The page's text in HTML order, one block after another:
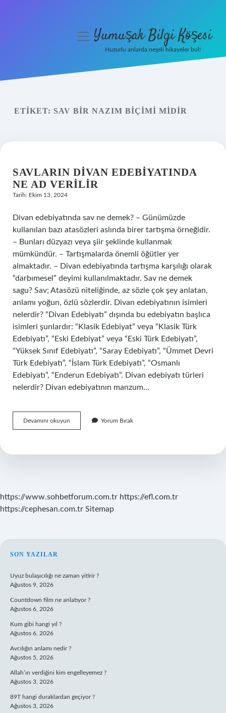
Yasal Uyarı
menüyüYumuşak Bilgi Köşesi
Huzurlu anlarda neşeli hikayeler bul!
ETIKET: SAV BIR NAZIM BIÇIMI MIDIR
SAVLARIN DIVAN EDEBIYATINDA
NE AD VERILIR
Tarih: Ekim 13, 2024
Divan edebiyatında sav ne demek? – Günümüzde
kullanılan bazı atasözleri aslında birer tartışma örneğidir.
– Bunları düzyazı veya şiir şeklinde kullanmak
mümkündür. – Tartışmalarda önemli öğütler yer
almaktadır. – Divan edebiyatında tartışma karşılığı olarak
“darbımesel” deyimi kullanılmaktadır. Sav ne demek
sagu? Sav; Atasözü niteliğinde, az sözle çok şey anlatan,
anlamı yoğun, özlü sözlerdir. Divan edebiyatının isimleri
nelerdir? “Divan Edebiyatı” dışında bu edebiyatın başlıca
isimleri şunlardır: “Klasik Edebiyat” veya “Klasik Türk
Edebiyatı”, “Eski Edebiyat” veya “Eski Türk Edebiyatı”,
“Yüksek Sınıf Edebiyatı”, “Saray Edebiyatı”, “Ümmet Devri
Türk Edebiyatı”, “İslam Türk Edebiyatı”, “Osmanlı
Edebiyatı”, “Enderun Edebiyatı”. Divan edebiyatı türleri
nelerdir? Divan edebiyatının manzum…
Devamını okuyun
Divan
Ad
Yorum Bırak
https://www.sohbetforum.com.tr https://efl.com.tr
https://cephesan.com.tr Sitemap
SIDEBAR
SON YAZILAR
Uyuz bulaşıcılığı ne zaman yitirir ?
Ağustos 9, 2026
Countdown film ne anlatıyor ?
Ağustos 6, 2026
Kum gibi hangi yıl ?
Ağustos 6, 2026
Avcılığın anlamı nedir ?
Ağustos 5, 2026
Allah’ın verdiğini kim engelleyemez ?
Ağustos 3, 2026
89T hangi duraklardan geçiyor ?
Ağustos 3, 2026